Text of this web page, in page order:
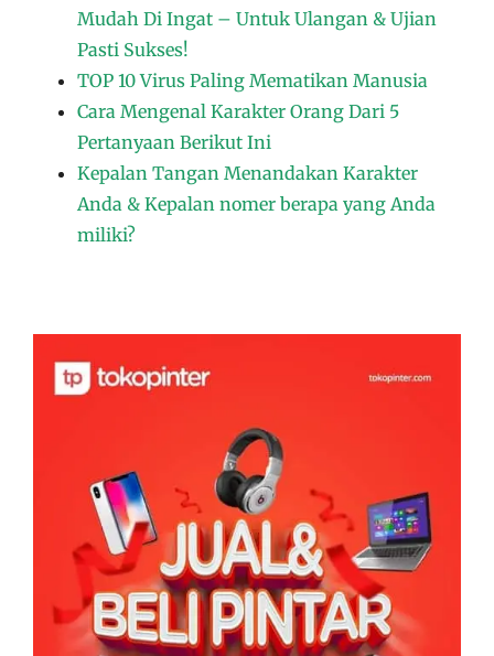
Mudah Di Ingat – Untuk Ulangan & Ujian
Pasti Sukses!
TOP 10 Virus Paling Mematikan Manusia
Cara Mengenal Karakter Orang Dari 5
Pertanyaan Berikut Ini
Kepalan Tangan Menandakan Karakter
Anda & Kepalan nomer berapa yang Anda
miliki?